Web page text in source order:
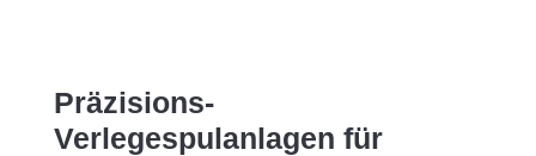
Präzisions-
Verlegespulanlagen für